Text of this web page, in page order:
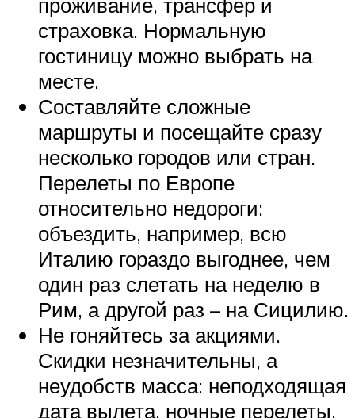
страховка. Нормальную
гостиницу можно выбрать на
месте.
Составляйте сложные
маршруты и посещайте сразу
несколько городов или стран.
Перелеты по Европе
относительно недороги:
объездить, например, всю
Италию гораздо выгоднее, чем
один раз слетать на неделю в
Рим, а другой раз – на Сицилию.
Не гоняйтесь за акциями.
Скидки незначительны, а
неудобств масса: неподходящая
дата вылета, ночные перелеты,